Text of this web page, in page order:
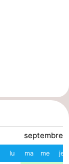
septembre
lu ma me je